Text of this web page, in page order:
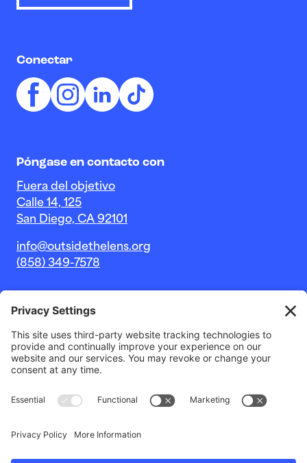
Conectar
Póngase en contacto con
Fuera del objetivo
Calle 14, 125
San Diego, CA 92101
info@outsidethelens.org
(858) 349-7578
© 2026 Outside The Lens, una organización sin fines de
lucro 501c(3).
Sitio web de